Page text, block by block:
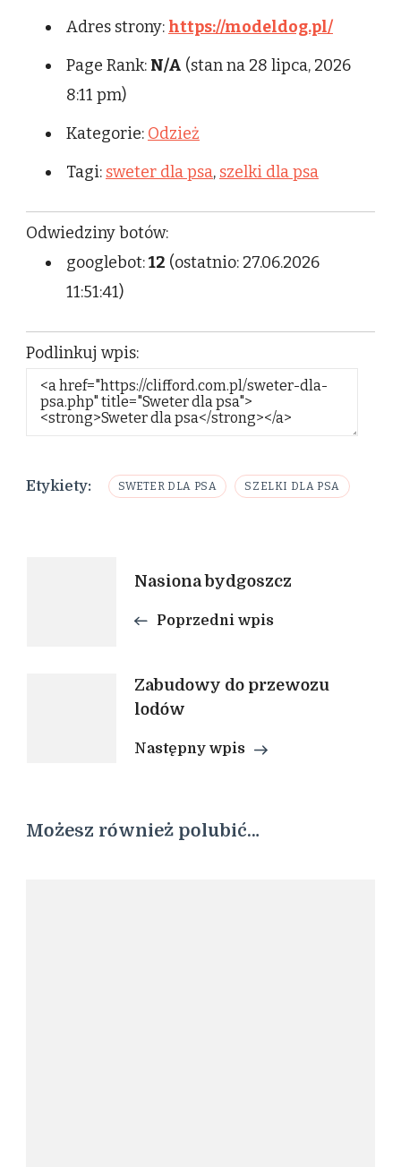
Adres strony: https://modeldog.pl/
Page Rank: N/A (stan na 28 lipca, 2026
8:11 pm)
Kategorie: Odzież
Tagi: sweter dla psa, szelki dla psa
Odwiedziny botów:
googlebot:12 (ostatnio: 27.06.2026
11:51:41)
Podlinkuj wpis:
Etykiety: SWETER DLA PSA SZELKI DLA PSA
NawigacjaNasiona bydgoszcz
Poprzedni wpis
Zabudowy do przewozu
lodów
Następny wpis
Możesz również polubić…